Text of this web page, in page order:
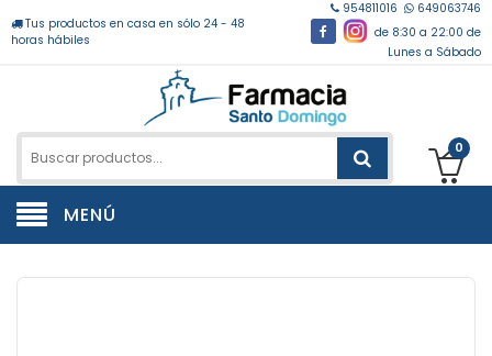
Tus productos en casa en sólo 24 - 48
horas hábiles
954811016
649063746
de 8:30 a 22:00 de
Lunes a Sábado
0
MENÚ